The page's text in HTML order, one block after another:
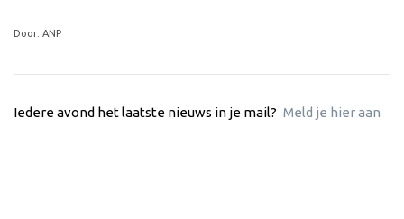
Door: ANP
Iedere avond het laatste nieuws in je mail? Meld je hier aan